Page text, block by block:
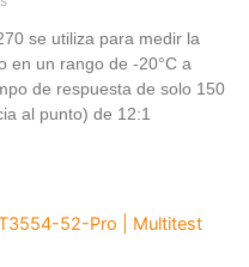
se utiliza para medir la
en un rango de -20°C a
de respuesta de solo 150
al punto) de 12:1